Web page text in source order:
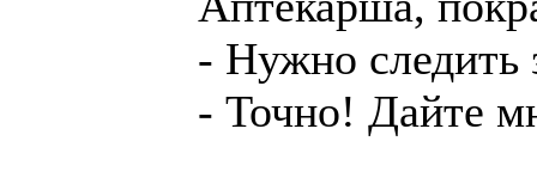
- Нужно следить
- Точно! Дайте